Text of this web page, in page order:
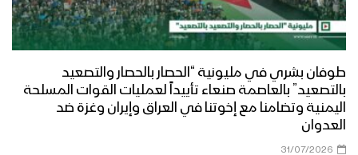
طوفان بشري في مليونية “الحصار بالحصار والتصعيد
بالتصعيد” بالعاصمة صنعاء تأييداً لعمليات القوات المسلحة
اليمنية وتضامنا مع إخوتنا في العراق وإيران وغزة ضد
العدوان
31/07/2026